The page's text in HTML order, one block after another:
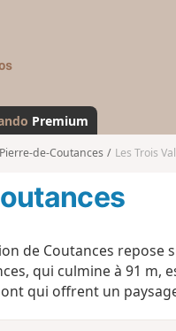
s
a
n
d
Premium
de-Coutances Les Trois
de Coutances repose
qui culmine à 91 m,
qui offrent un